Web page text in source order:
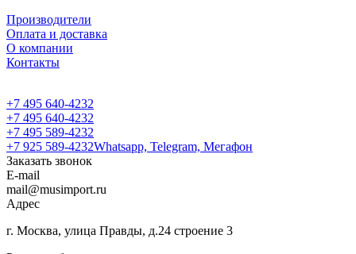
Производители
Оплата и доставка
О компании
Контакты
+7 495 640-4232
+7 495 640-4232
+7 495 589-4232
+7 925 589-4232Whatsapp, Telegram, Мегафон
Заказать звонок
E-mail
mail@musimport.ru
Адрес
г. Москва, улица Правды, д.24 строение 3